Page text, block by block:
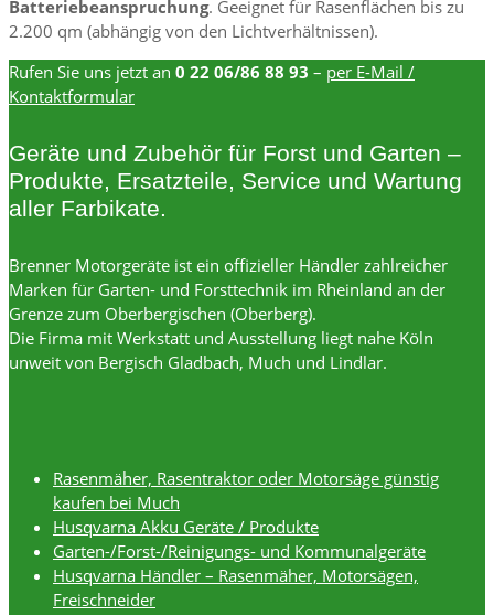
Batteriebeanspruchung. Geeignet für Rasenflächen bis zu
2.200 qm (abhängig von den Lichtverhältnissen).
Rufen Sie uns jetzt an 0 22 06/86 88 93 – per E-Mail /
Kontaktformular
Geräte und Zubehör für Forst und Garten –
Produkte, Ersatzteile, Service und Wartung
aller Farbikate.
Brenner Motorgeräte ist ein offizieller Händler zahlreicher
Marken für Garten- und Forsttechnik im Rheinland an der
Grenze zum Oberbergischen (Oberberg).
Die Firma mit Werkstatt und Ausstellung liegt nahe Köln
unweit von Bergisch Gladbach, Much und Lindlar.
Rasenmäher, Rasentraktor oder Motorsäge günstig
kaufen bei Much
Husqvarna Akku Geräte / Produkte
Garten-/Forst-/Reinigungs- und Kommunalgeräte
Husqvarna Händler – Rasenmäher, Motorsägen,
Freischneider